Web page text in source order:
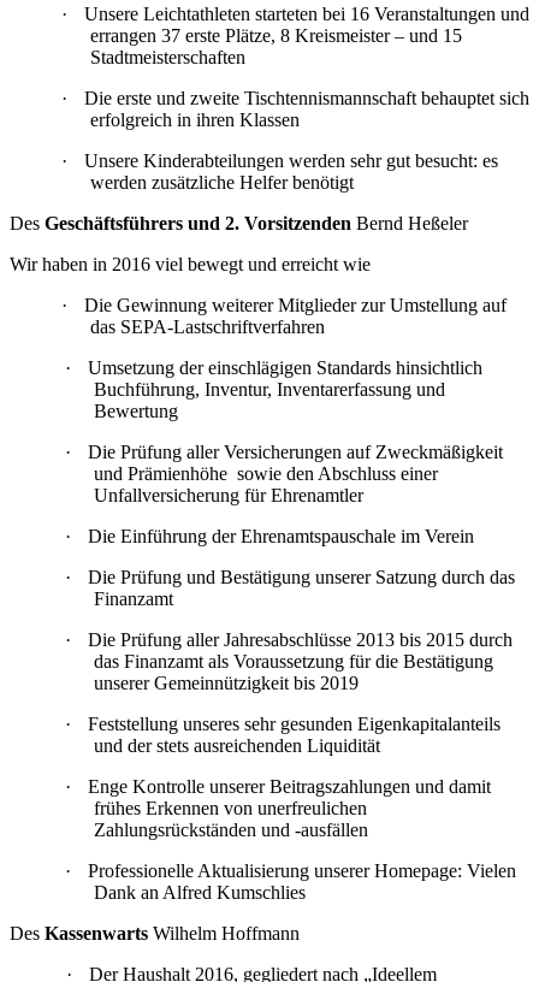
·
Unsere Leichtathleten starteten bei 16 Veranstaltungen und
errangen 37 erste Plätze, 8 Kreismeister – und 15
Stadtmeisterschaften
·
Die erste und zweite Tischtennismannschaft behauptet sich
erfolgreich in ihren Klassen
·
Unsere Kinderabteilungen werden sehr gut besucht: es
werden zusätzliche Helfer benötigt
Des Geschäftsführers und 2. Vorsitzenden Bernd Heßeler
Wir haben in 2016 viel bewegt und erreicht wie
·
Die Gewinnung weiterer Mitglieder zur Umstellung auf
das SEPA-Lastschriftverfahren
·
Umsetzung der einschlägigen Standards hinsichtlich
Buchführung, Inventur, Inventarerfassung und
Bewertung
·
Die Prüfung aller Versicherungen auf Zweckmäßigkeit
und Prämienhöhe sowie den Abschluss einer
Unfallversicherung für Ehrenamtler
·
Die Einführung der Ehrenamtspauschale im Verein
·
Die Prüfung und Bestätigung unserer Satzung durch das
Finanzamt
·
Die Prüfung aller Jahresabschlüsse 2013 bis 2015 durch
das Finanzamt als Voraussetzung für die Bestätigung
unserer Gemeinnützigkeit bis 2019
·
Feststellung unseres sehr gesunden Eigenkapitalanteils
und der stets ausreichenden Liquidität
·
Enge Kontrolle unserer Beitragszahlungen und damit
frühes Erkennen von unerfreulichen
Zahlungsrückständen und -ausfällen
·
Professionelle Aktualisierung unserer Homepage: Vielen
Dank an Alfred Kumschlies
Des Kassenwarts Wilhelm Hoffmann
·
Der Haushalt 2016, gegliedert nach „Ideellem